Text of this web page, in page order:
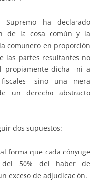
ha declarado
de la cosa común y la
comunero en proporción
las partes resultantes no
propiamente dicha –ni a
sino una mera
un derecho abstracto
dos supuestos:
forma que cada cónyuge
50% del haber de
exceso de adjudicación.